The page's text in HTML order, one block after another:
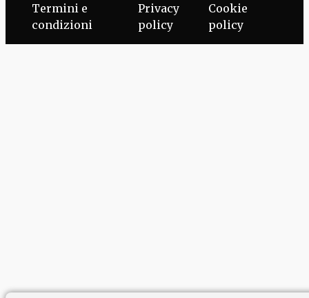
Termini e
condizioni
Privacy
policy
Cookie
policy